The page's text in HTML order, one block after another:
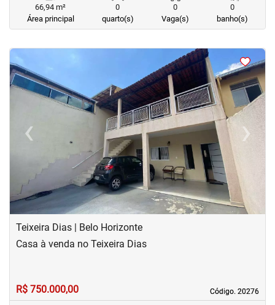
66,94 m²
Área principal
0
quarto(s)
0
Vaga(s)
0
banho(s)
< <
‹Previous ›Next
Teixeira Dias | Belo Horizonte
Código. 20276
Código. 20276
Casa à venda no Teixeira Dias
R$ 750.000,00